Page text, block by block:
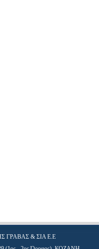
ΓΡΑΒΑΣ & ΣΙΑ Ε.Ε